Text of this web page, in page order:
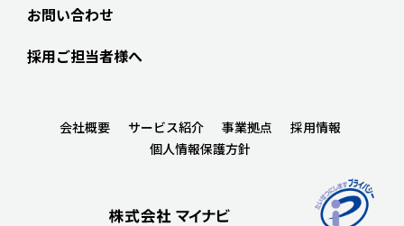
お問い合わせ
採用ご担当者様へ
会社概要 サービス紹介 事業拠点
採用情報
個人情報保護方針